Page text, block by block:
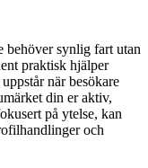
behöver synlig fart utan
praktisk hjälper
när besökare
din er aktiv,
på ytelse, kan
och